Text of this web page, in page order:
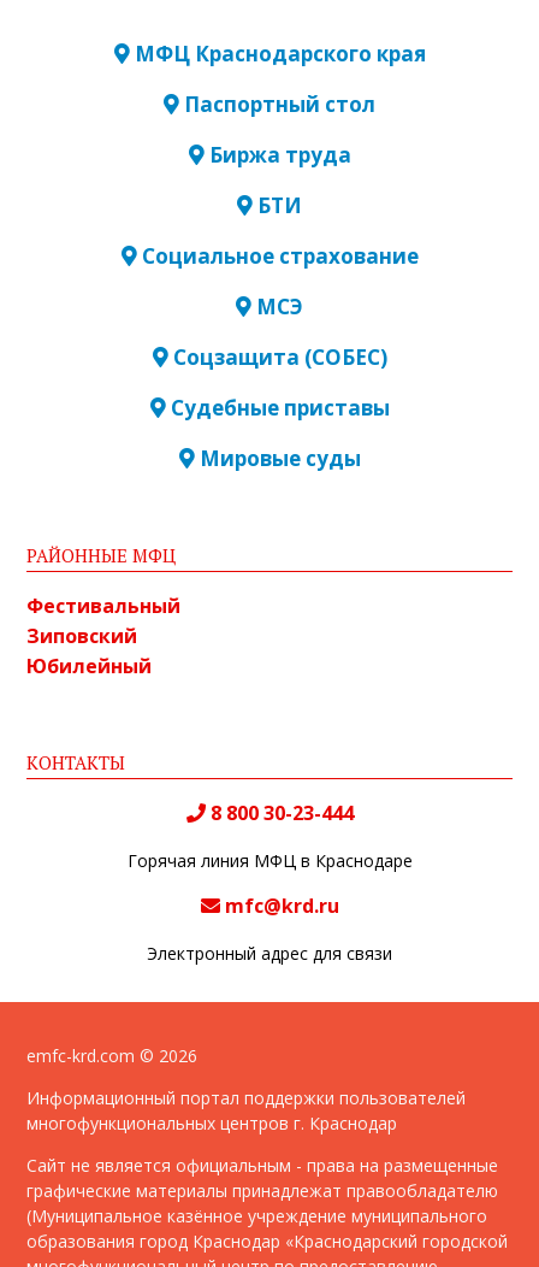
МФЦ Краснодарского края
Паспортный стол
Биржа труда
БТИ
Социальное страхование
МСЭ
Соцзащита (СОБЕС)
Судебные приставы
Мировые суды
РАЙОННЫЕ МФЦ
Фестивальный
Зиповский
Юбилейный
КОНТАКТЫ
8 800 30-23-444
Горячая линия МФЦ в Краснодаре
mfc@krd.ru
Электронный адрес для связи
emfc-krd.com © 2026
Информационный портал поддержки пользователей
многофункциональных центров г. Краснодар
Сайт не является официальным - права на размещенные
графические материалы принадлежат правообладателю
(Муниципальное казённое учреждение муниципального
образования город Краснодар «Краснодарский городской